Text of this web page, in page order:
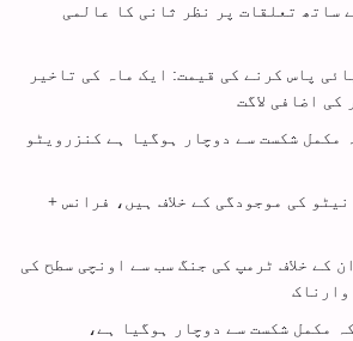
ساتھ تعلقات پر نظر ثانی کا عالمی
پاس کرنے کی قیمت: ایک ماہ کی تاخیر
مکمل شکست سے دوچار ہوگیا ہے کنزرویٹو
کی موجودگی کے خلاف ہیں، فرانس +
کے خلاف ٹرمپ کی جنگ سب سے اونچی سطح کی
مکمل شکست سے دوچار ہوگیا ہے،